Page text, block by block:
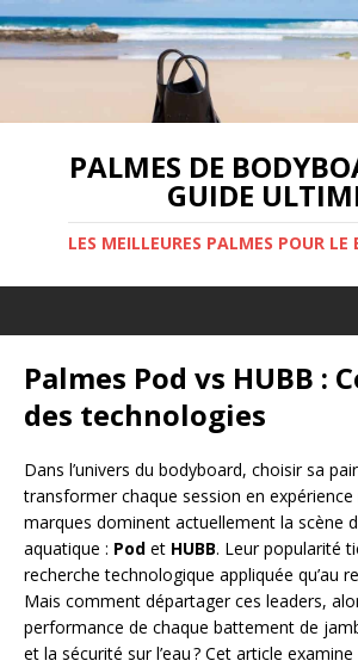
PALMES DE
GUIDE
LES MEILLEURES PALMES POUR LE
Palmes Pod vs HUBB :
des technologies
Dans l’univers du bodyboard, choisir sa
transformer chaque session en expérience
marques dominent actuellement la scène
aquatique : Pod et HUBB. Leur popularité
recherche technologique appliquée qu’au
Mais comment départager ces leaders,
performance de chaque battement de
et la sécurité sur l’eau ? Cet article